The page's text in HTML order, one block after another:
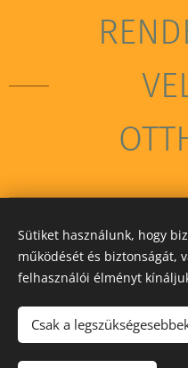
STIL
Sütiket használunk, hogy
működését és biztonságát,
felhasználói élményt
Csak a